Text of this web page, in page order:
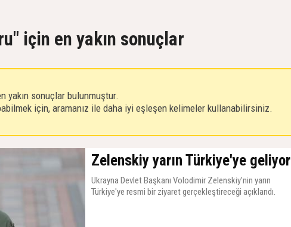
için en yakın sonuçlar
yakın sonuçlar bulunmuştur.
için, aramanız ile daha iyi eşleşen kelimeler kullanabilirsiniz.
Zelenskiy yarın Türkiye'ye geliyor
Ukrayna Devlet Başkanı Volodimir Zelenskiy'nin yarın
Türkiye'ye resmi bir ziyaret gerçekleştireceği açıklandı.